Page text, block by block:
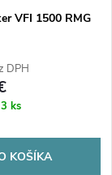
VFI 1500 RMG
DPH
3 ks
KOŠÍKA